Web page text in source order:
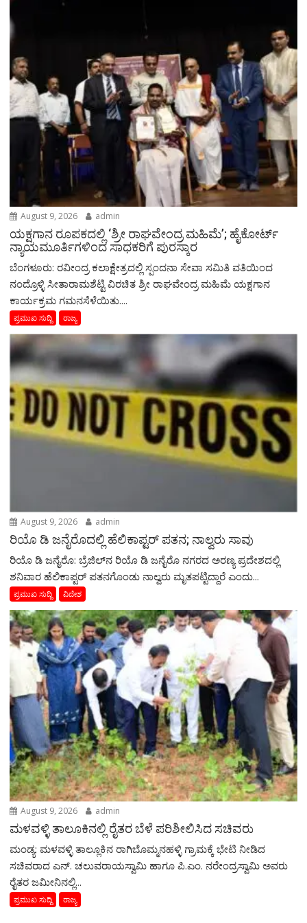
August 9, 2026 admin
ಯಕ್ಷಗಾನ ರೂಪಕದಲ್ಲಿ ‘ಶ್ರೀ ರಾಘವೇಂದ್ರ ಮಹಿಮೆ’; ಹೈಕೋರ್ಟ್
ನ್ಯಾಯಮೂರ್ತಿಗಳಿಂದ ಸಾಧಕರಿಗೆ ಪುರಸ್ಕಾರ
ಬೆಂಗಳೂರು: ರವೀಂದ್ರ ಕಲಾಕ್ಷೇತ್ರದಲ್ಲಿ ಸ್ಪಂದನಾ ಸೇವಾ ಸಮಿತಿ ವತಿಯಿಂದ
ನಂದ್ರೊಳ್ಳಿ ಸೀತಾರಾಮಶೆಟ್ಟಿ ವಿರಚಿತ ಶ್ರೀ ರಾಘವೇಂದ್ರ ಮಹಿಮೆ ಯಕ್ಷಗಾನ
ಕಾರ್ಯಕ್ರಮ ಗಮನಸೆಳೆಯಿತು....
ಪ್ರಮುಖ ಸುದ್ದಿ ರಾಜ್ಯ
August 9, 2026 admin
ರಿಯೊ ಡಿ ಜನೈರೊದಲ್ಲಿ ಹೆಲಿಕಾಪ್ಟರ್ ಪತನ; ನಾಲ್ವರು ಸಾವು
ರಿಯೊ ಡಿ ಜನೈರೊ: ಬ್ರೆಜಿಲ್‌ನ ರಿಯೊ ಡಿ ಜನೈರೊ ನಗರದ ಅರಣ್ಯ ಪ್ರದೇಶದಲ್ಲಿ
ಶನಿವಾರ ಹೆಲಿಕಾಪ್ಟರ್ ಪತನಗೊಂಡು ನಾಲ್ವರು ಮೃತಪಟ್ಟಿದ್ದಾರೆ ಎಂದು...
ಪ್ರಮುಖ ಸುದ್ದಿ ವಿದೇಶ
August 9, 2026 admin
ಮಳವಳ್ಳಿ ತಾಲೂಕಿನಲ್ಲಿ ರೈತರ ಬೆಳೆ ಪರಿಶೀಲಿಸಿದ ಸಚಿವರು
ಮಂಡ್ಯ: ಮಳವಳ್ಳಿ ತಾಲ್ಲೂಕಿನ ರಾಗಿಬೊಮ್ಮನಹಳ್ಳಿ ಗ್ರಾಮಕ್ಕೆ ಭೇಟಿ ನೀಡಿದ
ಸಚಿವರಾದ ಎನ್. ಚಲುವರಾಯಸ್ವಾಮಿ ಹಾಗೂ ಪಿ.ಎಂ. ನರೇಂದ್ರಸ್ವಾಮಿ ಅವರು
ರೈತರ ಜಮೀನಿನಲ್ಲಿ...
ಪ್ರಮುಖ ಸುದ್ದಿ ರಾಜ್ಯ